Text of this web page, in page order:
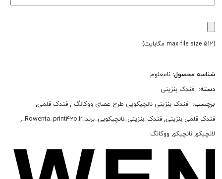
(max file size 512 مگابایت)
شناسه محصول:نامعلوم
دسته: فندک بنزینی
برچسب: فندک بنزینی نانچیکویی طرح عصای ووکانگ ,فندک قلمی,
فندک قلمی بنزینی,فندک_بنزینی_نانچیکویی_برند_Rowenta_print42o.ir_
,
لانچیکو,نانچیکو, ووکانگ